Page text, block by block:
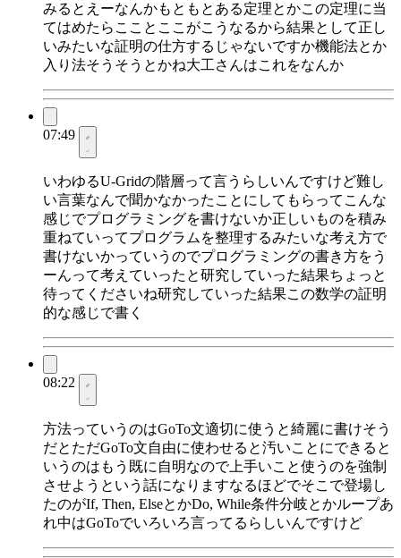
みるとえーなんかもともとある定理とかこの定理に当
てはめたらこことここがこうなるから結果として正し
いみたいな証明の仕方するじゃないですか機能法とか
入り法そうそうとかね大工さんはこれをなんか
07:49
いわゆるU-Gridの階層って言うらしいんですけど難し
い言葉なんで聞かなかったことにしてもらってこんな
感じでプログラミングを書けないか正しいものを積み
重ねていってプログラムを整理するみたいな考え方で
書けないかっていうのでプログラミングの書き方をう
ーんって考えていったと研究していった結果ちょっと
待ってくださいね研究していった結果この数学の証明
的な感じで書く
08:22
方法っていうのはGoTo文適切に使うと綺麗に書けそう
だとただGoTo文自由に使わせると汚いことにできると
いうのはもう既に自明なので上手いこと使うのを強制
させようという話になりますなるほどでそこで登場し
たのがIf, Then, ElseとかDo, While条件分岐とかループあ
れ中はGoToでいろいろ言ってるらしいんですけど